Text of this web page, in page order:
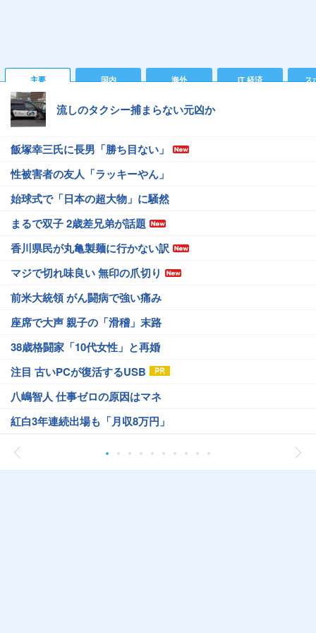
主要 国内 海外 IT 経済 ス
流しのタクシー捕まらない元凶か
飯塚幸三氏に長男「勝ち目ない」
性被害者の友人「ラッキーやん」
始球式で「日本の超大物」に騒然
まるで双子 2歳差兄弟が話題
香川県民が丸亀製麺に行かない訳
マジで切れ味良い 無印の爪切り
前米大統領 がん闘病で強い痛み
座席で大声 親子の「滑稽」末路
38歳格闘家「10代女性」と再婚
注目 古いPCが復活するUSB
八嶋智人 仕事ゼロの原因はマネ
紅白3年連続出場も「月収8万円」